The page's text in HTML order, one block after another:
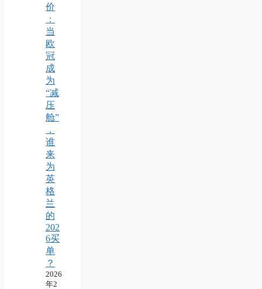
价
：
当
欧
冠
成
为
“减
压
舱”
，
谁
来
为
英
格
兰
的
202
6买
单
？
2026
年2